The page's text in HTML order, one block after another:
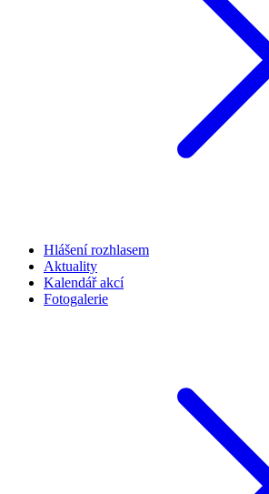
Hlášení rozhlasem
Aktuality
Kalendář akcí
Fotogalerie